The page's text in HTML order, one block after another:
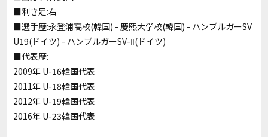
■利き足:右
■選手歴:永登浦高校(韓国) - 慶熙大学校(韓国) - ハンブルガーSV
U19(ドイツ) - ハンブルガーSV-Ⅱ(ドイツ)
■代表歴:
2009年 U-16韓国代表
2011年 U-18韓国代表
2012年 U-19韓国代表
2016年 U-23韓国代表